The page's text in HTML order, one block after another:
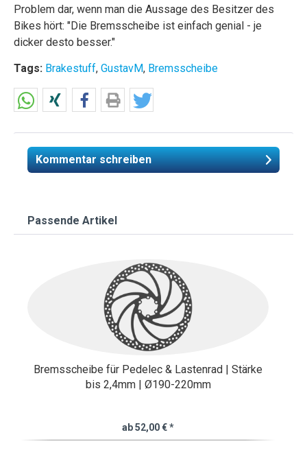
Problem dar, wenn man die Aussage des Besitzer des
Bikes hört: "Die Bremsscheibe ist einfach genial - je
dicker desto besser."
Tags: Brakestuff, GustavM, Bremsscheibe
Kommentar schreiben
Passende Artikel
Bremsscheibe für Pedelec & Lastenrad | Stärke
bis 2,4mm | Ø190-220mm
ab 52,00 € *